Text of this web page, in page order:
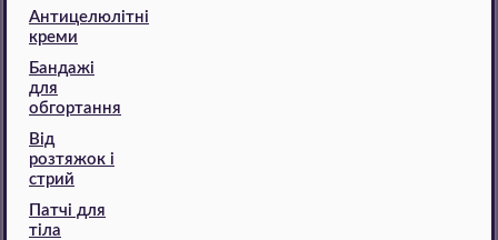
Антицелюлітні
креми
Бандажі
для
обгортання
Від
розтяжок і
стрий
Патчі для
тіла